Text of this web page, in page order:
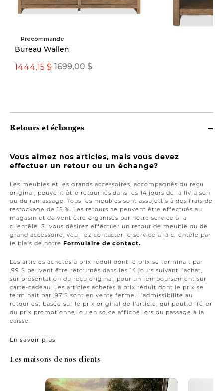
Précommande
Bureau Wallen
1699,00 $
1444,15 $
Retours et échanges
Vous aimez nos articles, mais vous devez
effectuer un retour ou un échange?
Les meubles et les grands accessoires, accompagnés du reçu
original, peuvent être retournés dans les 14 jours de la livraison
ou du ramassage. Tous les meubles sont assujettis à des frais de
restockage de 15 %. Les retours ne peuvent être effectués au
magasin et doivent être organisés par notre service à la
clientèle. Si vous désirez effectuer un retour de meuble ou de
grand accessoire, veuillez contacter le service à la clientèle par
le biais de notre Formulaire de contact.
Les articles achetés à prix réduit dont le prix se terminait par
,99 $ peuvent être retournés dans les 14 jours suivant l'achat,
sur présentation du reçu original, pour un remboursement sur
carte-cadeau. Les articles achetés à prix réduit dont le prix se
terminait par ,97 $ sont en vente ferme. L’admissibilité au
retour est basée sur le prix original de l’article, qui peut différer
du prix promotionnel ou en solde affiché lors du passage à la
caisse.
En savoir plus
Les maisons de nos clients
Media Carousel
Carousel with product photos. Use the previous and